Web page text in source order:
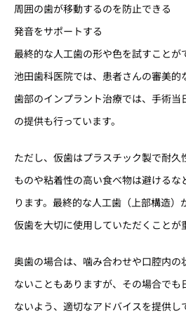
周囲の歯が移動するのを防止できる
発音をサポートする
最終的な人工歯の形や色を試すことが
池田歯科医院では、患者さんの審美
歯部のインプラント治療では、手術
の提供も行っています。
ただし、仮歯はプラスチック製で耐
ものや粘着性の高い食べ物は避けるな
ります。最終的な人工歯（上部構造）
仮歯を大切に使用していただくことが
奥歯の場合は、噛み合わせや口腔内の
ないこともありますが、その場合で
ないよう、適切なアドバイスを提供し